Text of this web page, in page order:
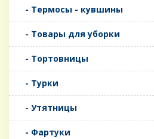
- Термосы - кувшины
- Товары для уборки
- Тортовницы
- Турки
- Утятницы
- Фартуки